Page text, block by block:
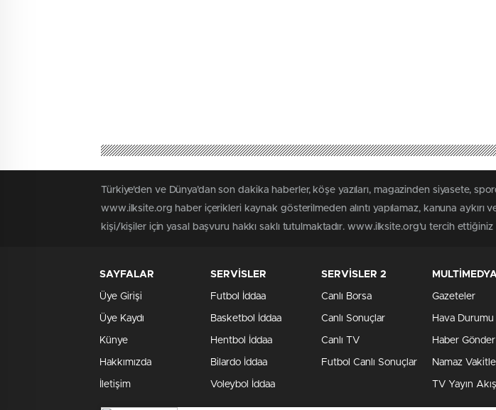
Türkiye'den ve Dünya’dan son dakika haberler, köşe yazıları, magazinden siyasete,
www.ilksite.org haber içerikleri kaynak gösterilmeden alıntı yapılamaz, kanuna aykırı
kişi/kişiler için yasal başvuru hakkı saklı tutulmaktadır. www.ilksite.org'u tercih
SAYFALAR
Üye Girişi
Üye Kaydı
Künye
Hakkımızda
İletişim
SERVİSLER
Futbol İddaa
Basketbol İddaa
Hentbol İddaa
Bilardo İddaa
Voleybol İddaa
SERVİSLER 2
Canlı Borsa
Canlı Sonuçlar
Canlı TV
Futbol Canlı Sonuçlar
Gazeteler
Hava Durumu
Haber Gönder
Namaz
TV Yayın